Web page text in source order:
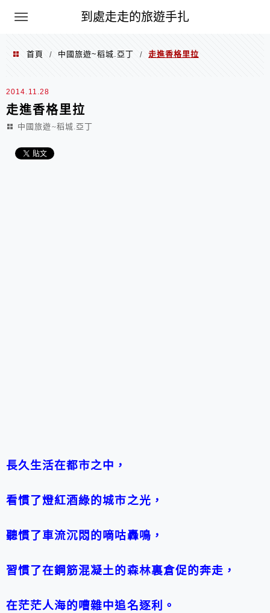
到處走走的旅遊手扎
首頁 / 中國旅遊~稻城.亞丁 / 走進香格里拉
2014.11.28
走進香格里拉
中國旅遊~稻城.亞丁
長久生活在都市之中，
看慣了燈紅酒綠的城市之光，
聽慣了車流沉悶的嘀咕轟鳴，
習慣了在鋼筋混凝土的森林裏倉促的奔走，
在茫茫人海的嘈雜中追名逐利。